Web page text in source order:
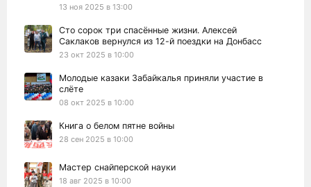
13 ноя 2025 в 13:00
Сто сорок три спасённые жизни. Алексей
Саклаков вернулся из 12-й поездки на Донбасс
23 окт 2025 в 10:00
Молодые казаки Забайкалья приняли участие в
слёте
08 окт 2025 в 10:00
Книга о белом пятне войны
28 сен 2025 в 10:00
Мастер снайперской науки
18 авг 2025 в 10:00